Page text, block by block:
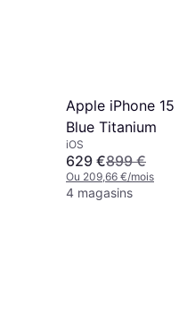
Apple iPhone 15
Blue Titanium
iOS
629 €899 €
Ou 209,66 €/mois
4 magasins